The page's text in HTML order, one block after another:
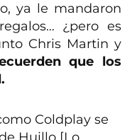
ya le mandaron
¿pero es
Chris Martin y
que los